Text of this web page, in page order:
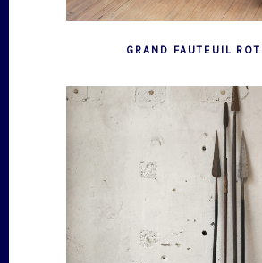
GRAND FAUTEUIL